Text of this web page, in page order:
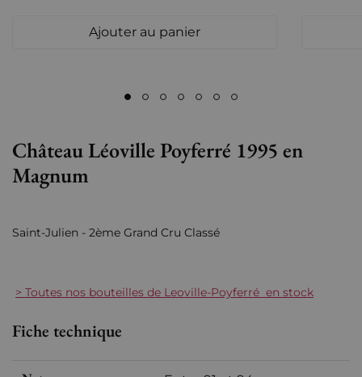
Ajouter au panier
Château Léoville Poyferré 1995 en
Magnum
Saint-Julien - 2ème Grand Cru Classé
> Toutes nos bouteilles de Leoville-Poyferré en stock
Fiche technique